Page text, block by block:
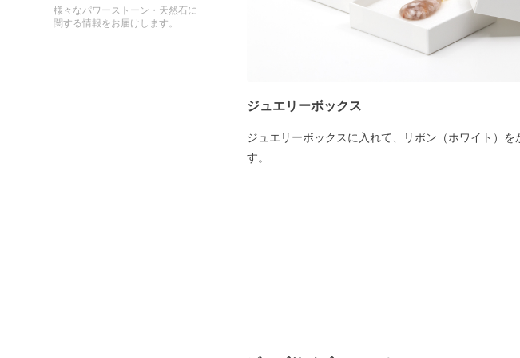
様々なパワーストーン・天然石に
関する情報をお届けします。
ジュエリーボックス
ジュエリーボックスに入れて、リボン（ホワイト）を
す。